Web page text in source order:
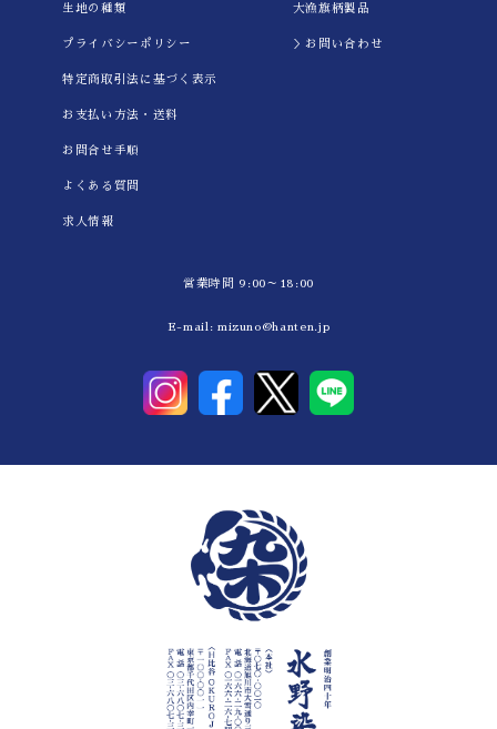
生地の種類
プライバシーポリシー
特定商取引法に基づく表示
お支払い方法・送料
お問合せ手順
よくある質問
求人情報
大漁旗柄製品
＞お問い合わせ
営業時間 9:00～18:00
E-mail: mizuno@hanten.jp